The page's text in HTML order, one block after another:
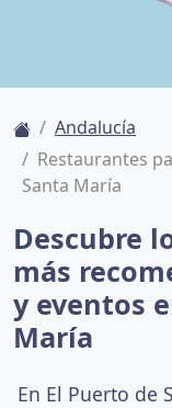
Andalucía
Restaurantes
Santa María
Descubre
más
y eventos
María
En El Puerto de